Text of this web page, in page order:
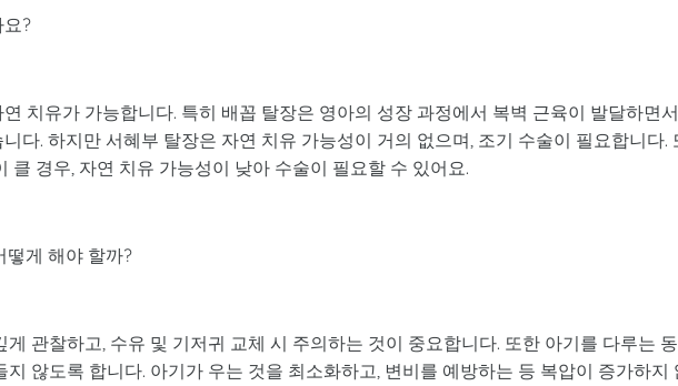
?
치유가 가능합니다. 특히 배꼽 탈장은 영아의 성장 과정에서 복벽 근육이 발달하면서
다. 하지만 서혜부 탈장은 자연 치유 가능성이 거의 없으며, 조기 수술이 필요합니다.
클 경우, 자연 치유 가능성이 낮아 수술이 필요할 수 있어요.
떻게 해야 할까?
게 관찰하고, 수유 및 기저귀 교체 시 주의하는 것이 중요합니다. 또한 아기를 다루는
지 않도록 합니다. 아기가 우는 것을 최소화하고, 변비를 예방하는 등 복압이 증가하지